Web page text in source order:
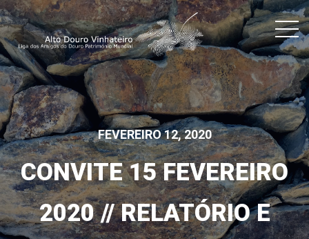
FEVEREIRO 12, 2020
CONVITE 15 FEVEREIRO
2020 // RELATÓRIO E